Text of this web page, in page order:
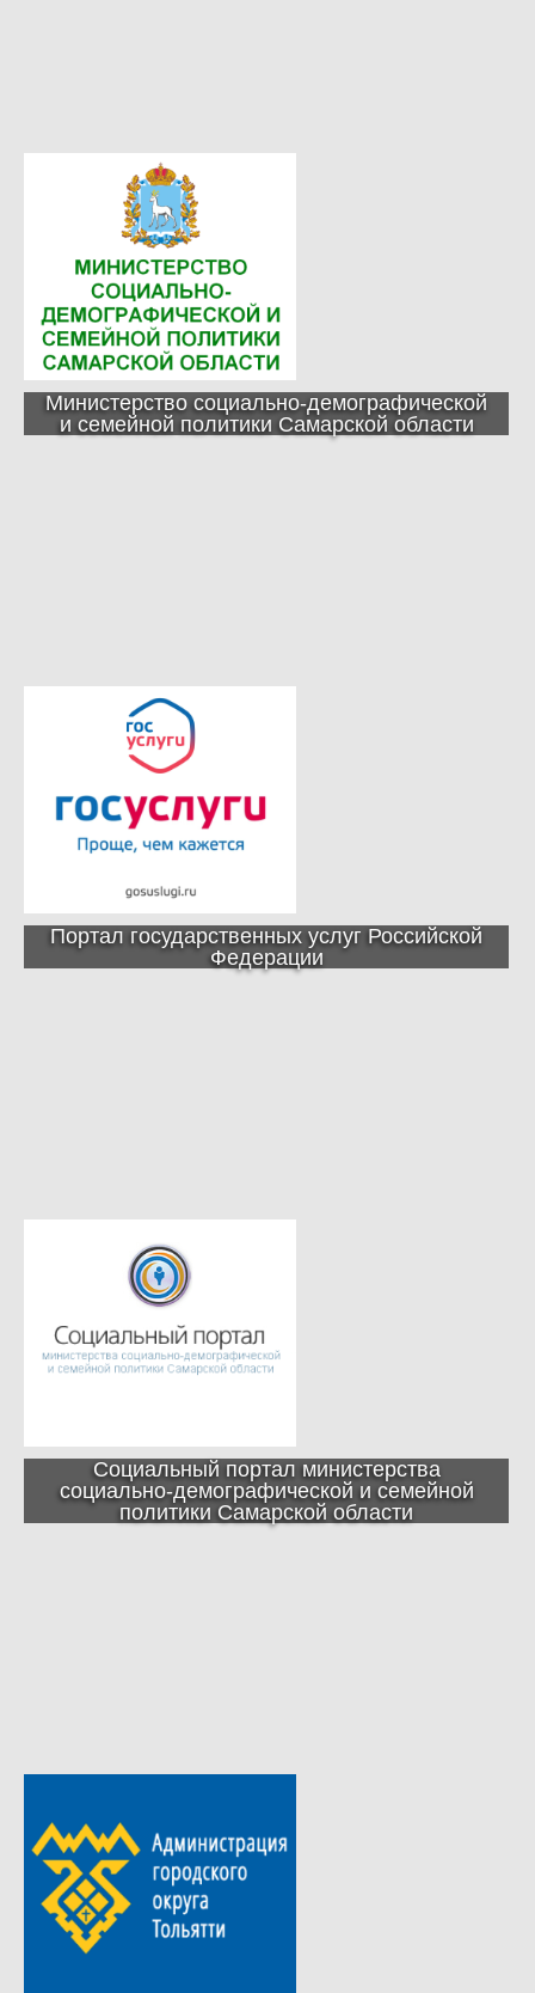
Министерство социально-демографической
и семейной политики Самарской области
Портал государственных услуг Российской
Федерации
Социальный портал министерства
социально-демографической и семейной
политики Самарской области